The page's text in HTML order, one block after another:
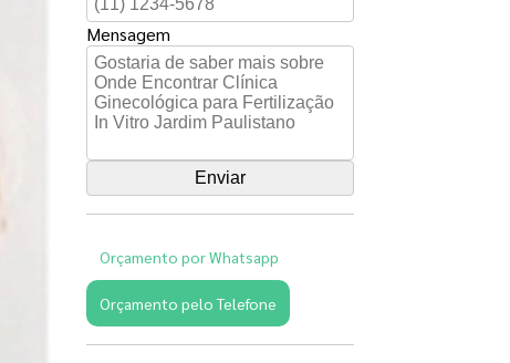
Mensagem
Orçamento por Whatsapp
Orçamento pelo Telefone